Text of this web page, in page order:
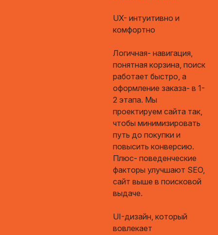
UX- интуитивно и
комфортно
Логичная- навигация,
понятная корзина, поиск
работает быстро, а
оформление заказа- в 1-
2 этапа. Мы
проектируем сайта так,
чтобы минимизировать
путь до покупки и
повысить конверсию.
Плюс- поведенческие
факторы улучшают SEO,
сайт выше в поисковой
выдаче.
UI-дизайн, который
вовлекает